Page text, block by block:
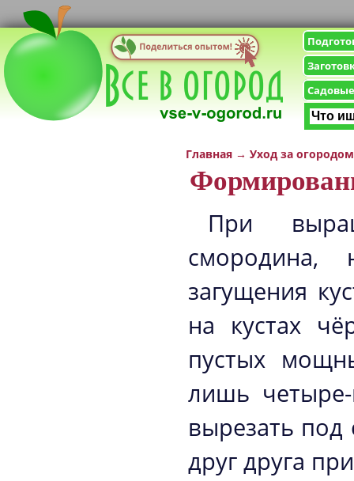
Главная → Уход за огородом
При
смородина,
загущения
на кустах
пустых
лишь
вырезать
друг друга